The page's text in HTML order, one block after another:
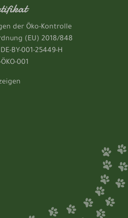
der Öko-Kontrolle
(EU) 2018/848
BY-001-25449-H
001